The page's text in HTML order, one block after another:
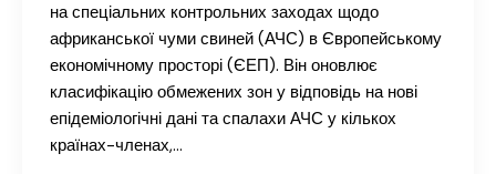
на спеціальних контрольних заходах щодо
африканської чуми свиней (АЧС) в Європейському
економічному просторі (ЄЕП). Він оновлює
класифікацію обмежених зон у відповідь на нові
епідеміологічні дані та спалахи АЧС у кількох
країнах-членах,…